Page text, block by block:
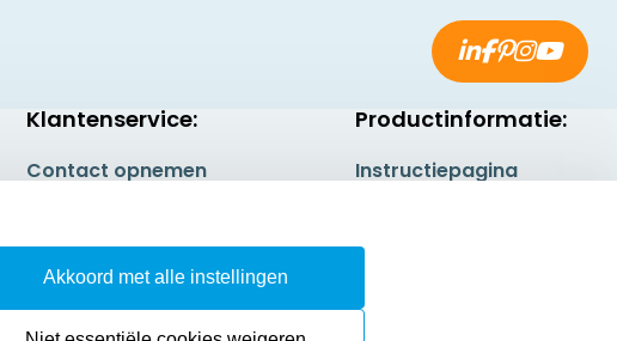
Klantenservice:
Contact opnemen
Herroepingsrecht
Productinformatie:
Instructiepagina
Safety Sheets
Sitemap
Akkoord met alle instellingen